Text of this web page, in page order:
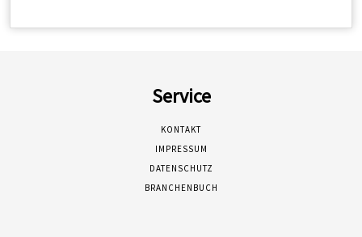
Service
KONTAKT
IMPRESSUM
DATENSCHUTZ
BRANCHENBUCH